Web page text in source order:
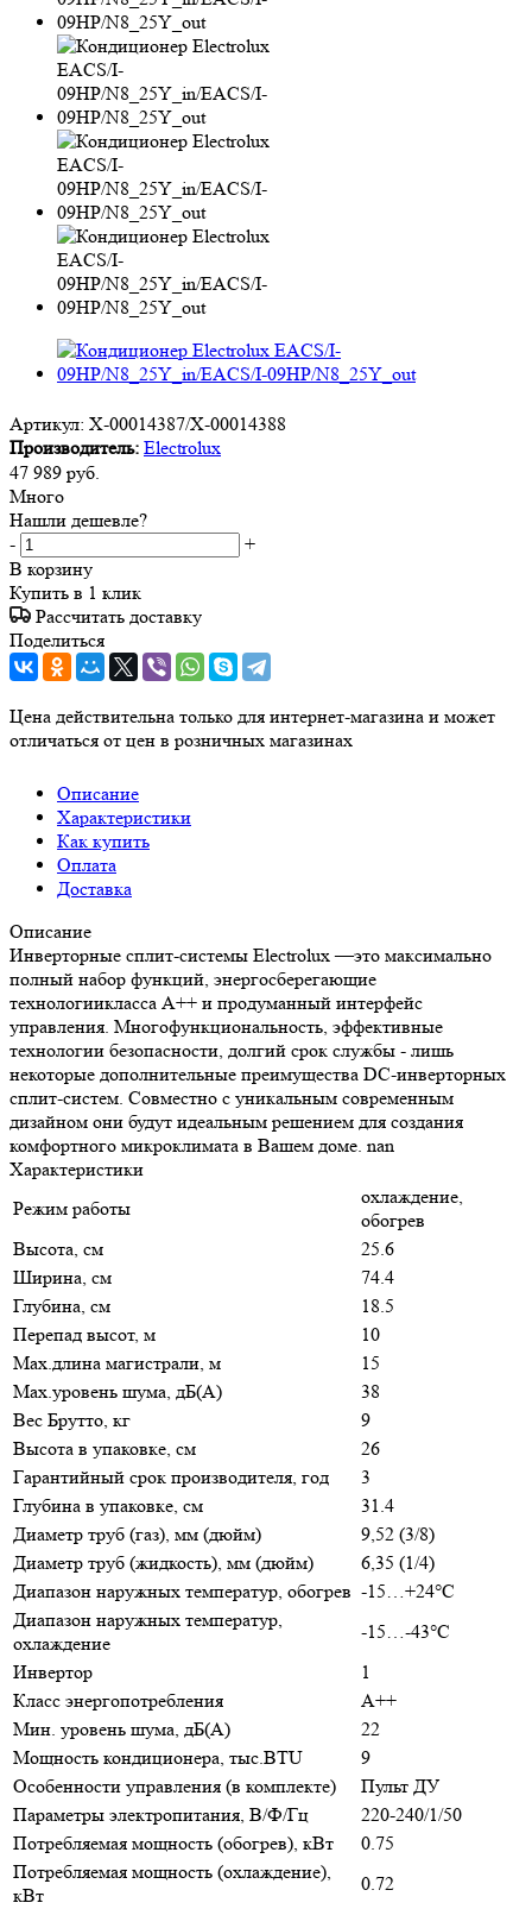
Артикул: X-00014387/X-00014388
Производитель: Electrolux
47 989 руб.
Много
Нашли дешевле?
-
+
В корзину
Купить в 1 клик
Рассчитать доставку
Поделиться
Цена действительна только для интернет-магазина и может
отличаться от цен в розничных магазинах
Описание
Характеристики
Как купить
Оплата
Доставка
Описание
Инверторные сплит-системы Electrolux —это максимально
полный набор функций, энергосберегающие
технологиикласса А++ и продуманный интерфейс
управления. Многофункциональность, эффективные
технологии безопасности, долгий срок службы - лишь
некоторые дополнительные преимущества DC-инверторных
сплит-систем. Совместно с уникальным современным
дизайном они будут идеальным решением для создания
комфортного микроклимата в Вашем доме. nan
Характеристики
Режим работы
охлаждение,
обогрев
Высота, см
25.6
Ширина, см
74.4
Глубина, см
18.5
Перепад высот, м
10
Max.длина магистрали, м
15
Max.уровень шума, дБ(А)
38
Вес Брутто, кг
9
Высота в упаковке, см
26
Гарантийный срок производителя, год
3
Глубина в упаковке, см
31.4
Диаметр труб (газ), мм (дюйм)
9,52 (3/8)
Диаметр труб (жидкость), мм (дюйм)
6,35 (1/4)
Диапазон наружных температур, обогрев -15…+24°С
Диапазон наружных температур,
охлаждение
-15…-43°С
Инвертор
1
Класс энергопотребления
A++
Мин. уровень шума, дБ(А)
22
Мощность кондиционера, тыс.BTU
9
Особенности управления (в комплекте)
Пульт ДУ
Параметры электропитания, В/Ф/Гц
220-240/1/50
Потребляемая мощность (обогрев), кВт
0.75
Потребляемая мощность (охлаждение),
кВт
0.72